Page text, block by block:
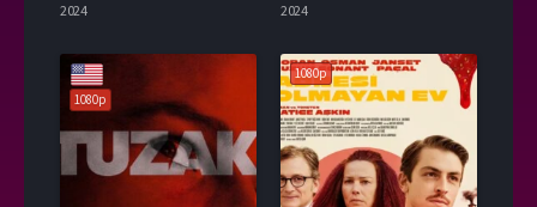
2024 2024
1080p
1080p